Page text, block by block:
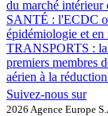
du marché intérieur
SANTÉ : l'ECDC
épidémiologie et
TRANSPORTS :
premiers membres
aérien à la
Suivez-nous sur
2026 Agence Europe